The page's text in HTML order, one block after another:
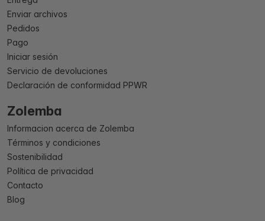
Enviar archivos
Pedidos
Pago
Iniciar sesión
Servicio de devoluciones
Declaración de conformidad PPWR
Zolemba
Informacion acerca de Zolemba
Términos y condiciones
Sostenibilidad
Política de privacidad
Contacto
Blog